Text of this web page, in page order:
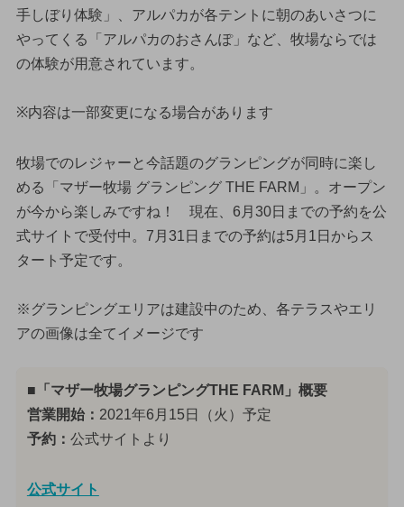
手しぼり体験」、アルパカが各テントに朝のあいさつに
やってくる「アルパカのおさんぽ」など、牧場ならでは
の体験が用意されています。
※内容は一部変更になる場合があります
牧場でのレジャーと今話題のグランピングが同時に楽し
める「マザー牧場 グランピング THE FARM」。オープン
が今から楽しみですね！ 現在、6月30日までの予約を公
式サイトで受付中。7月31日までの予約は5月1日からス
タート予定です。
※グランピングエリアは建設中のため、各テラスやエリ
アの画像は全てイメージです
■「マザー牧場グランピングTHE FARM」概要
営業開始： 2021年6月15日（火）予定
予約： 公式サイトより
公式サイト